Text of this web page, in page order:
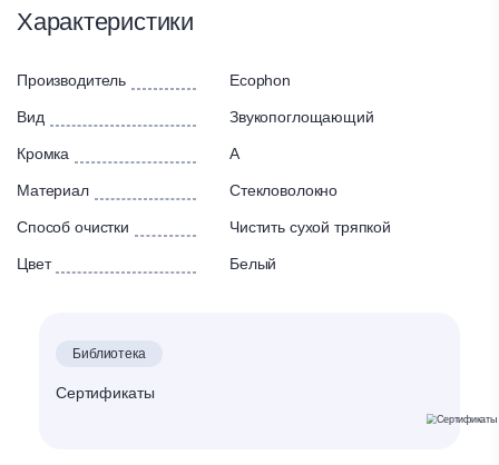
Connect изготовлена из гальванизированной стали.
Характеристики
Производитель Ecophon
Вид Звукопоглощающий
Кромка A
Материал Стекловолокно
Способ очистки Чистить сухой тряпкой
Цвет Белый
Библиотека
Сертификаты